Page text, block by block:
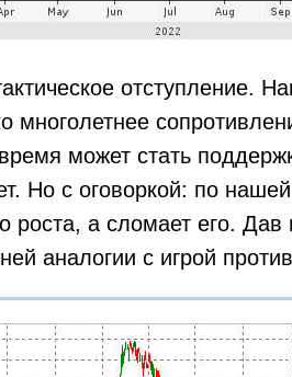
отступление.
многолетнее
может стать
Но с оговоркой: по
роста, а сломает его.
аналогии с игрой